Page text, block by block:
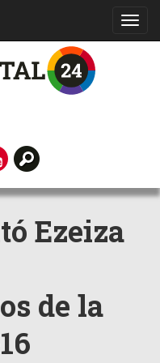
Ezeiza
de la